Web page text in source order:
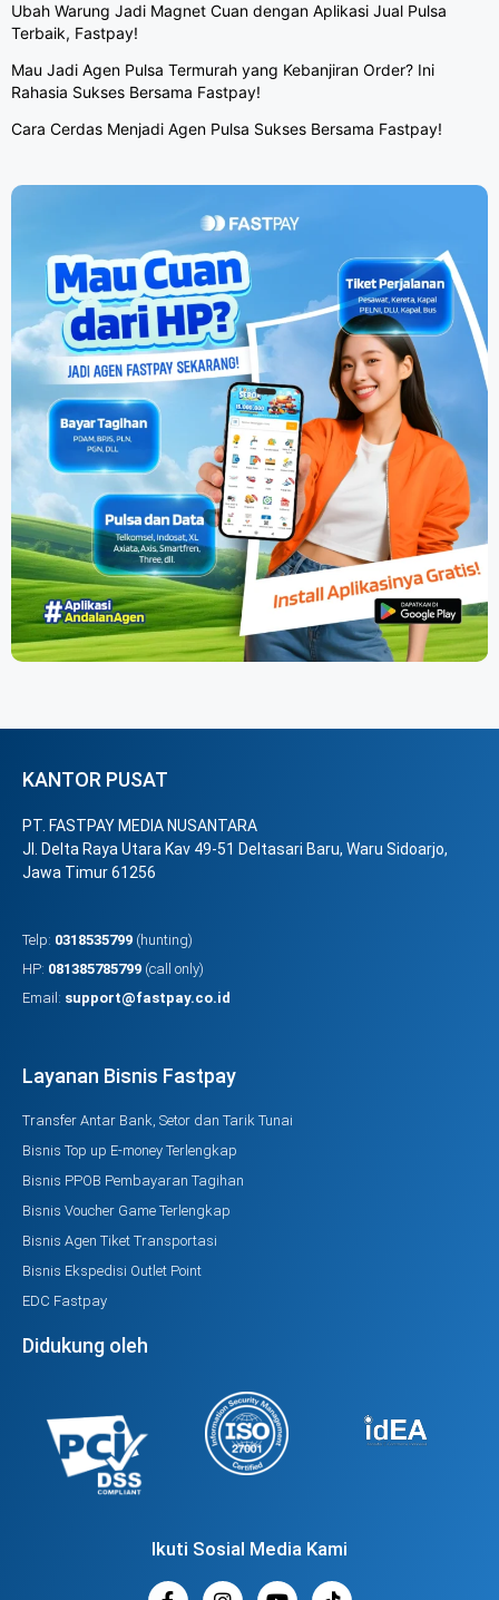
Ubah Warung Jadi Magnet Cuan dengan Aplikasi Jual Pulsa
Terbaik, Fastpay!
Mau Jadi Agen Pulsa Termurah yang Kebanjiran Order? Ini
Rahasia Sukses Bersama Fastpay!
Cara Cerdas Menjadi Agen Pulsa Sukses Bersama Fastpay!
KANTOR PUSAT
PT. FASTPAY MEDIA NUSANTARA
Jl. Delta Raya Utara Kav 49-51 Deltasari Baru, Waru Sidoarjo,
Jawa Timur 61256
Telp: 0318535799 (hunting)
HP: 081385785799 (call only)
Email: support@fastpay.co.id
Layanan Bisnis Fastpay
Transfer Antar Bank, Setor dan Tarik Tunai
Bisnis Top up E-money Terlengkap
Bisnis PPOB Pembayaran Tagihan
Bisnis Voucher Game Terlengkap
Bisnis Agen Tiket Transportasi
Bisnis Ekspedisi Outlet Point
EDC Fastpay
Didukung oleh
Ikuti Sosial Media Kami